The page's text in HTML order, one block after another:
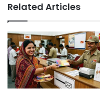
Related Articles